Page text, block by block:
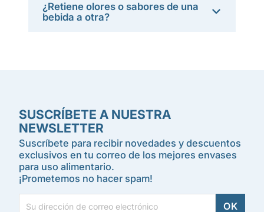
¿Retiene olores o sabores de una
bebida a otra?
SUSCRÍBETE A NUESTRA
NEWSLETTER
Suscríbete para recibir novedades y descuentos
exclusivos en tu correo de los mejores envases
para uso alimentario.
¡Prometemos no hacer spam!